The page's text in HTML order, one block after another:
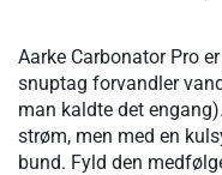
Aarke Carbonator Pro
snuptag forvandler
man kaldte det
strøm, men med en
bund. Fyld den